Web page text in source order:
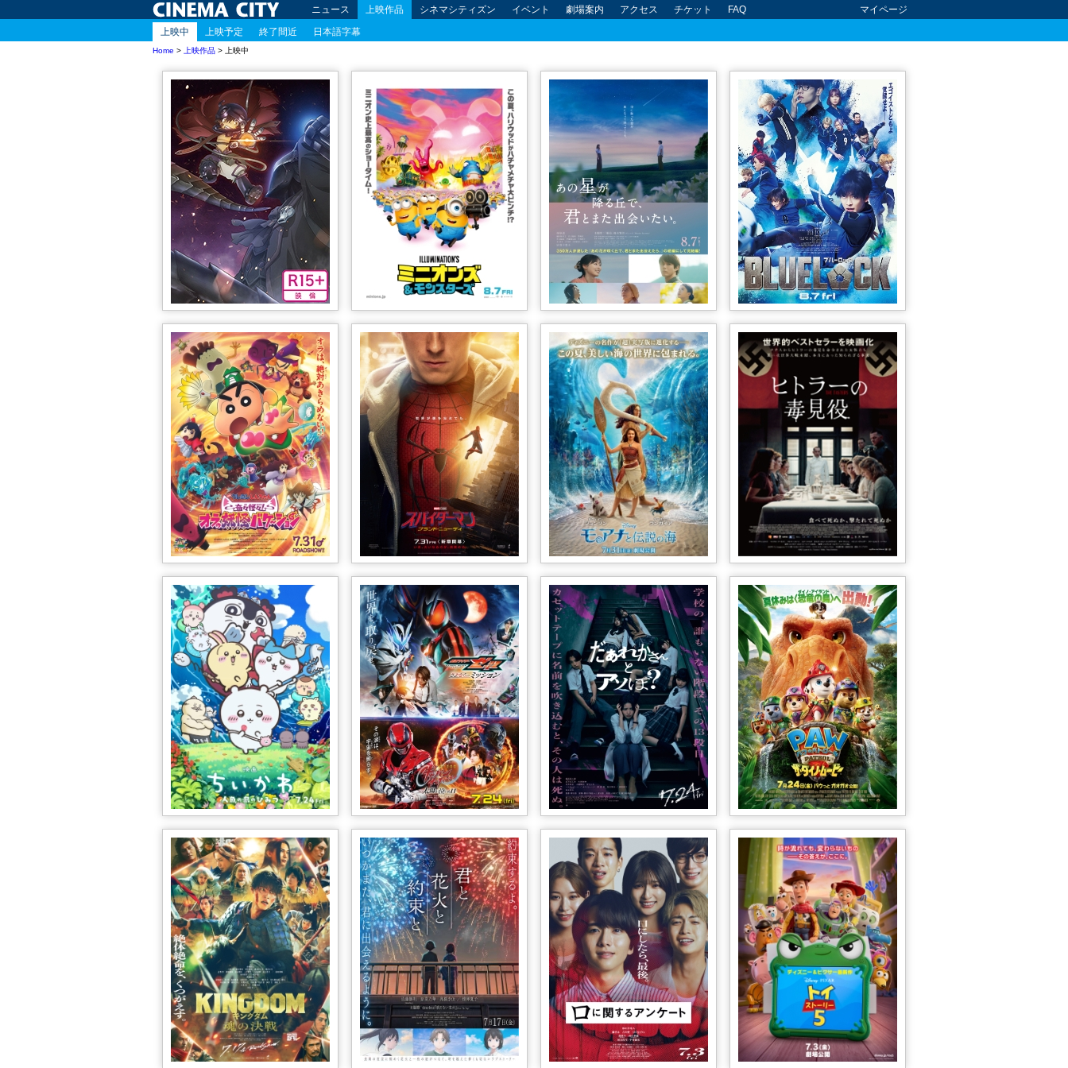
ニュース 上映作品 シネマシティズン イベント 劇場案内 アクセス チケット FAQ
マイページ
上映中
上映予定 終了間近 日本語字幕
Home > 上映作品 > 上映中